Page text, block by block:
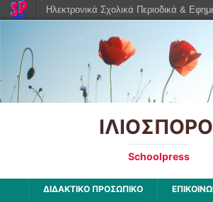
Schoolpress
ΔΙΔΑΚΤΙΚΟ ΠΡΟΣΩΠΙΚΟ
Ηλεκτρονικά Σχολικά Περιοδικά &